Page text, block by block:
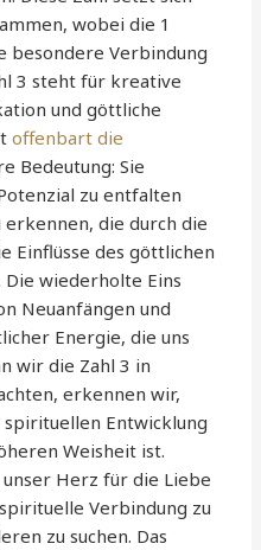
wobei die 1
besondere Verbindung
3 steht für kreative
und göttliche
offenbart die
Bedeutung: Sie
zu entfalten
die durch die
Einflüsse des göttlichen
wiederholte Eins
Neuanfängen und
Energie, die uns
wir die Zahl 3 in
erkennen wir,
spirituellen Entwicklung
Weisheit ist.
Herz für die Liebe
Verbindung zu
zu suchen. Das